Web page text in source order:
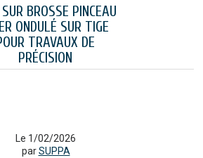
BROSSE PINCEAU
ONDULÉ SUR TIGE
TRAVAUX DE
PRÉCISION
Le 1/02/2026
parSUPPA